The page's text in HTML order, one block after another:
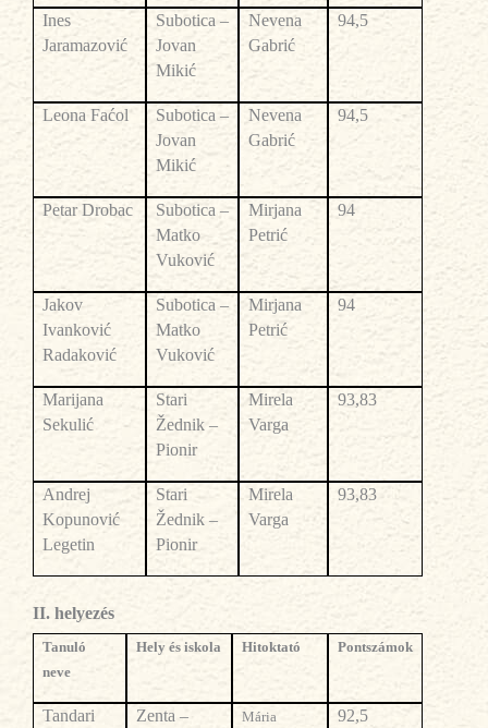
Ines
Jaramazović
Subotica –
Jovan
Mikić
Nevena
Gabrić
94,5
Leona Faćol
Subotica –
Jovan
Mikić
Nevena
Gabrić
94,5
Petar Drobac
Subotica –
Matko
Vuković
Mirjana
Petrić
94
Jakov
Ivanković
Radaković
Subotica –
Matko
Vuković
Mirjana
Petrić
94
Marijana
Sekulić
Stari
Žednik –
Pionir
Mirela
Varga
93,83
Andrej
Kopunović
Legetin
Stari
Žednik –
Pionir
Mirela
Varga
93,83
II. helyezés
Tanuló
neve
Hely és iskola Hitoktató Pontszámok
Tandari
Zenta –
Mária
92,5